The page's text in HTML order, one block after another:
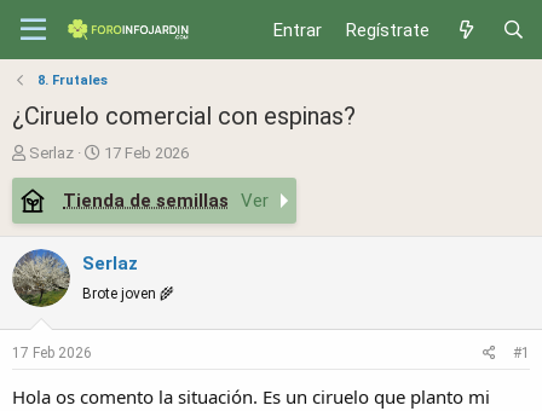
Entrar Regístrate
8. Frutales
¿Ciruelo comercial con espinas?
T
h
r
e
a
d
s
a
t
Serlaz
S
t
a
r
d
a
17 Feb 2026
Tienda de semillas Ver
Serlaz
Brote joven 🌾
17 Feb 2026 #1
Hola os comento la situación. Es un ciruelo que planto mi